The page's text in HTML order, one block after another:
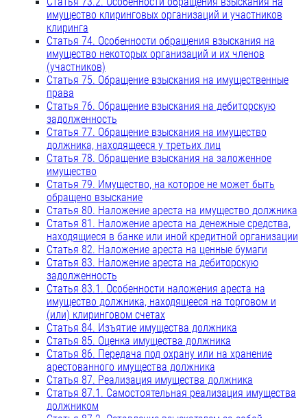
имущество клиринговых организаций и участников
клиринга
Статья 74. Особенности обращения взыскания на
имущество некоторых организаций и их членов
(участников)
Статья 75. Обращение взыскания на имущественные
права
Статья 76. Обращение взыскания на дебиторскую
задолженность
Статья 77. Обращение взыскания на имущество
должника, находящееся у третьих лиц
Статья 78. Обращение взыскания на заложенное
имущество
Статья 79. Имущество, на которое не может быть
обращено взыскание
Статья 80. Наложение ареста на имущество должника
Статья 81. Наложение ареста на денежные средства,
находящиеся в банке или иной кредитной организации
Статья 82. Наложение ареста на ценные бумаги
Статья 83. Наложение ареста на дебиторскую
задолженность
Статья 83.1. Особенности наложения ареста на
имущество должника, находящееся на торговом и
(или) клиринговом счетах
Статья 84. Изъятие имущества должника
Статья 85. Оценка имущества должника
Статья 86. Передача под охрану или на хранение
арестованного имущества должника
Статья 87. Реализация имущества должника
Статья 87.1. Самостоятельная реализация имущества
должником